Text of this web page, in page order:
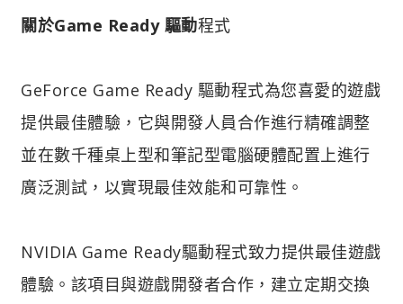
關於Game Ready 驅動程式
GeForce Game Ready 驅動程式為您喜愛的遊戲
提供最佳體驗，它與開發人員合作進行精確調整
並在數千種桌上型和筆記型電腦硬體配置上進行
廣泛測試，以實現最佳效能和可靠性。
NVIDIA Game Ready驅動程式致力提供最佳遊戲
體驗。該項目與遊戲開發者合作，建立定期交換